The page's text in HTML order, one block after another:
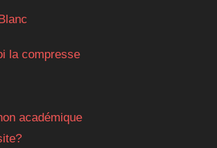
la compresse
académique